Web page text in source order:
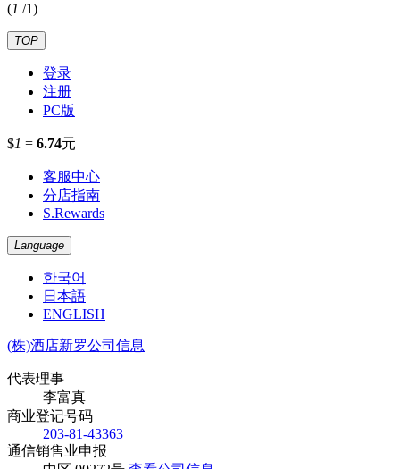
(1 /1)
TOP
登录
注册
PC版
$1 = 6.74元
客服中心
分店指南
S.Rewards
Language
한국어
日本語
ENGLISH
(株)酒店新罗公司信息
代表理事
李富真
商业登记号码
203-81-43363
通信销售业申报